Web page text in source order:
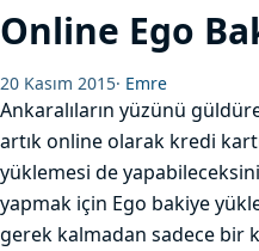
Online Ego
20 Kasım 2015· Emre
Ankaralıların yüzünü
artık online olarak kredi
yüklemesi de
yapmak için Ego bakiye
gerek kalmadan sadece bir